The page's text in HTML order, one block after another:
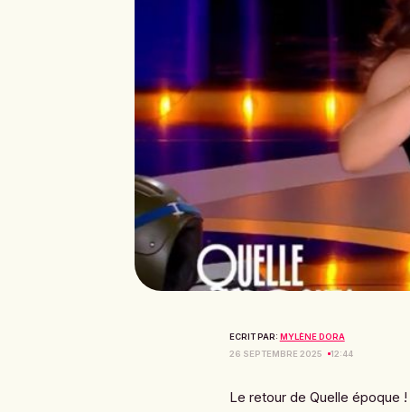
ECRIT PAR: MYLÈNE DORA
26 SEPTEMBRE 2025
12:44
Le retour de Quelle époque !